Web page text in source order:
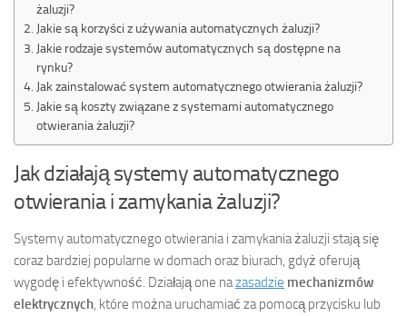
żaluzji?
Jakie są korzyści z używania automatycznych żaluzji?
Jakie rodzaje systemów automatycznych są dostępne na
rynku?
Jak zainstalować system automatycznego otwierania żaluzji?
Jakie są koszty związane z systemami automatycznego
otwierania żaluzji?
Jak działają systemy automatycznego
otwierania i zamykania żaluzji?
Systemy automatycznego otwierania i zamykania żaluzji stają się
coraz bardziej popularne w domach oraz biurach, gdyż oferują
wygodę i efektywność. Działają one nazasadzie mechanizmów
elektrycznych, które można uruchamiać za pomocą przycisku lub